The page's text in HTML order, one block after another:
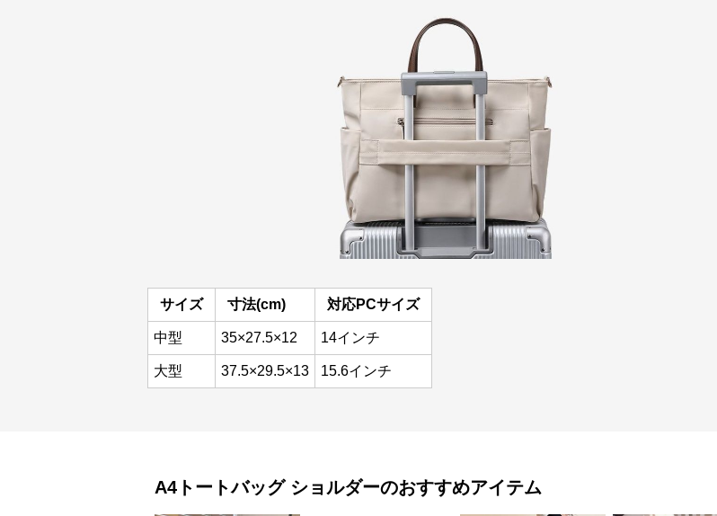
サイズ 寸法(cm) 対応PCサイズ
中型 35×27.5×12 14インチ
大型 37.5×29.5×13 15.6インチ
A4トートバッグ ショルダーのおすすめアイテム